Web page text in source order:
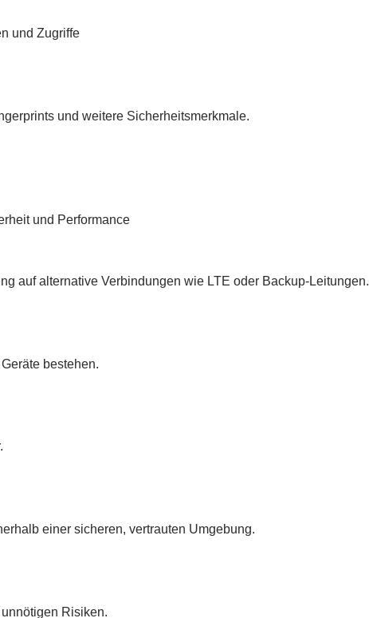
und Zugriffe
und weitere Sicherheitsmerkmale.
und Performance
auf alternative Verbindungen wie LTE oder Backup-Leitungen.
bestehen.
einer sicheren, vertrauten Umgebung.
Risiken.